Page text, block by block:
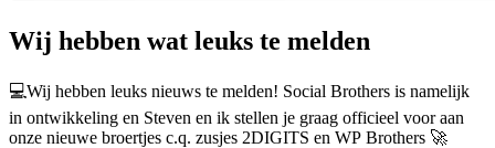
Wij hebben wat leuks te melden
💻Wij hebben leuks nieuws te melden! Social Brothers is namelijk
in ontwikkeling en Steven en ik stellen je graag officieel voor aan
onze nieuwe broertjes c.q. zusjes 2DIGITS en WP Brothers 🚀